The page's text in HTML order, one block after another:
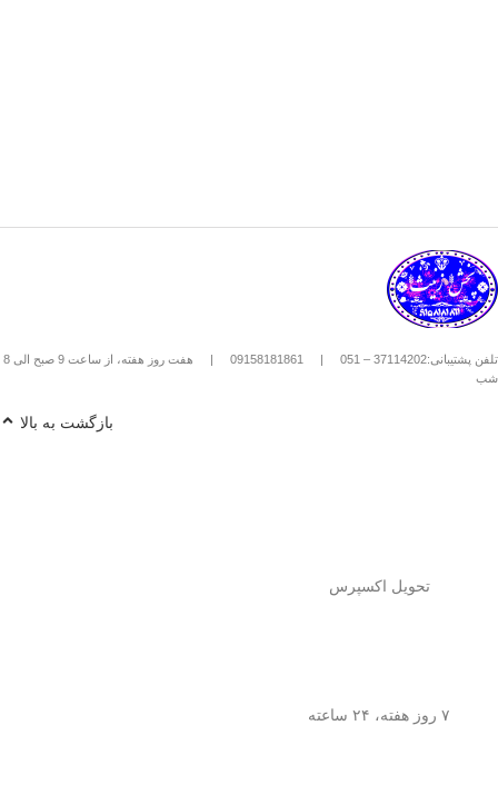
تلفن پشتیبانی:37114202 – 051 |
09158181861
|
هفت روز هفته، از ساعت 9 صبح الی 8
شب
بازگشت به بالا
تحویل اکسپرس
۷ روز هفته، ۲۴ ساعته